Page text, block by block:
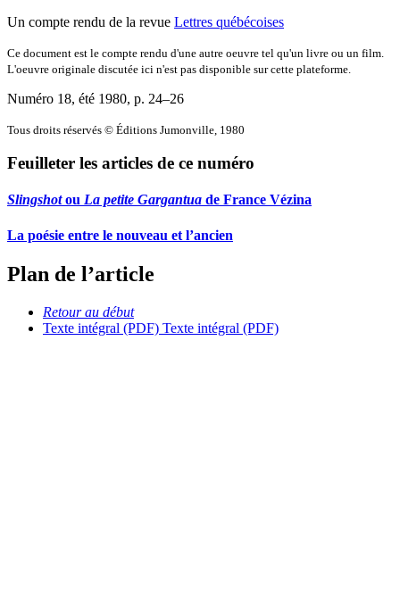
Un compte rendu de la revue Lettres québécoises
Ce document est le compte rendu d'une autre oeuvre tel qu'un livre ou un film.
L'oeuvre originale discutée ici n'est pas disponible sur cette plateforme.
Numéro 18, été 1980, p. 24–26
Tous droits réservés © Éditions Jumonville, 1980
Feuilleter les articles de ce numéro
Slingshotou La petite Gargantua de France Vézina
La poésie entre le nouveau et l’ancien
Plan de l’article
Retour au début
Texte intégral (PDF) Texte intégral (PDF)